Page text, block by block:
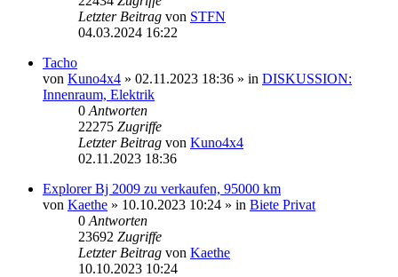
Letzter Beitrag von STFN
04.03.2024 16:22
Tacho
von Kuno4x4 » 02.11.2023 18:36 » in DISKUSSION:
Innenraum, Elektrik
0 Antworten
22275 Zugriffe
Letzter Beitrag von Kuno4x4
02.11.2023 18:36
Explorer Bj 2009 zu verkaufen, 95000 km
von Kaethe » 10.10.2023 10:24 » in Biete Privat
0 Antworten
23692 Zugriffe
Letzter Beitrag von Kaethe
10.10.2023 10:24